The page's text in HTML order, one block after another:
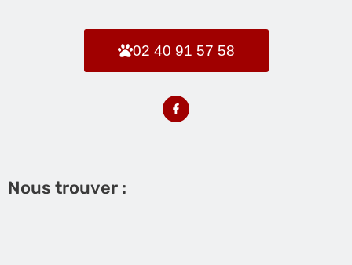
02 40 91 57 58
F
a
c
Nous trouver :